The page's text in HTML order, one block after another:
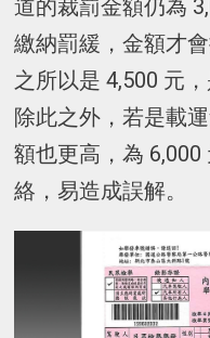
道的裁罰金額仍為
繳納罰緩，金額才
之所以是 4,500 元
除此之外，若是載
額也更高，為
絡，易造成誤解。